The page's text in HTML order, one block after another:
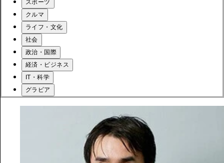
スポーツ
クルマ
ライフ・文化
社会
政治・国際
経済・ビジネス
IT・科学
グラビア